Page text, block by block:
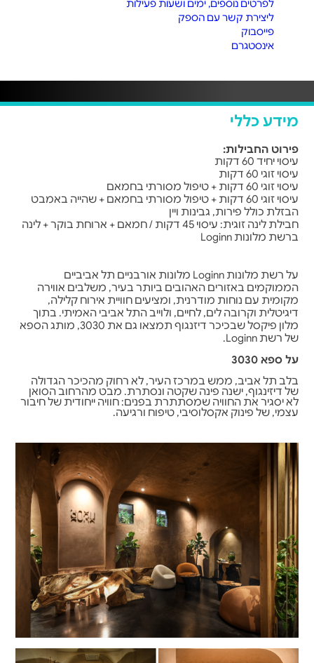
לפרטים נוספים, ימים ושעות פעילות
ליצירת קשר עם הספק
פייסבוק
אינסטגרם
מידע כללי
פירוט החבילות:
עיסוי יחיד 60 דקות
עיסוי זוגי 60 דקות
עיסוי זוגי 60 דקות + טיפול מסורתי בחמאם
עיסוי זוגי 60 דקות + טיפול מסורתי בחמאם + שהייה באמבט
הבזלת כולל פירות, גבינות ויין
חבילת לינה זוגית: עיסוי 45 דקות / חמאם + ארוחת בוקר + לינה
ברשת מלונות Loginn
על רשת מלונות Loginn מלונות אורבניים תל אביביים
הממוקמים באזורים האהובים ביותר בעיר, משלבים אווירה
מקומית עם נוחות מודרנית, ומציעים חוויית אירוח קלילה,
דיגיטלית וקרובה לים, לחיים, ולוייב התל אביבי האמיתי. בתוך
מלון פיקסל שבכיכר דיזנגוף תמצאו גם את 3030, מותג הספא
של רשת Loginn.
על ספא 3030
בלב תל אביב, ממש במרכז העיר, לא רחוק מהכיכר הגדולה
של דיזינגוף, ישנה פינה שקטה ונסתרת. מבט מהרחוב הסואן
לא יסגיר את החוויה שמסתתרת בפנים: חוויה ייחודית של חיבור
עצמי, של פינוק אקסלוסיבי, טיפוח ורגיעה.